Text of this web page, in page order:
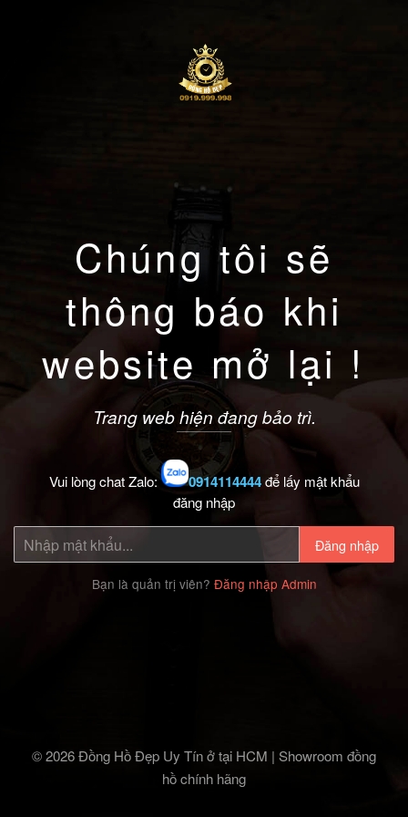
Chúng tôi sẽ
thông báo khi
website mở lại !
Trang web hiện đang bảo trì.
Vui lòng chat Zalo: 0914114444để lấy mật khẩu
đăng nhập
Đăng nhập
Bạn là quản trị viên? Đăng nhập Admin
© 2026 Đồng Hồ Đẹp Uy Tín ở tại HCM | Showroom đồng
hồ chính hãng‎